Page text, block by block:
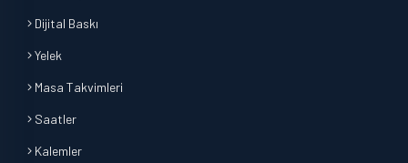
Dijital Baskı
Yelek
Masa Takvimleri
Saatler
Kalemler